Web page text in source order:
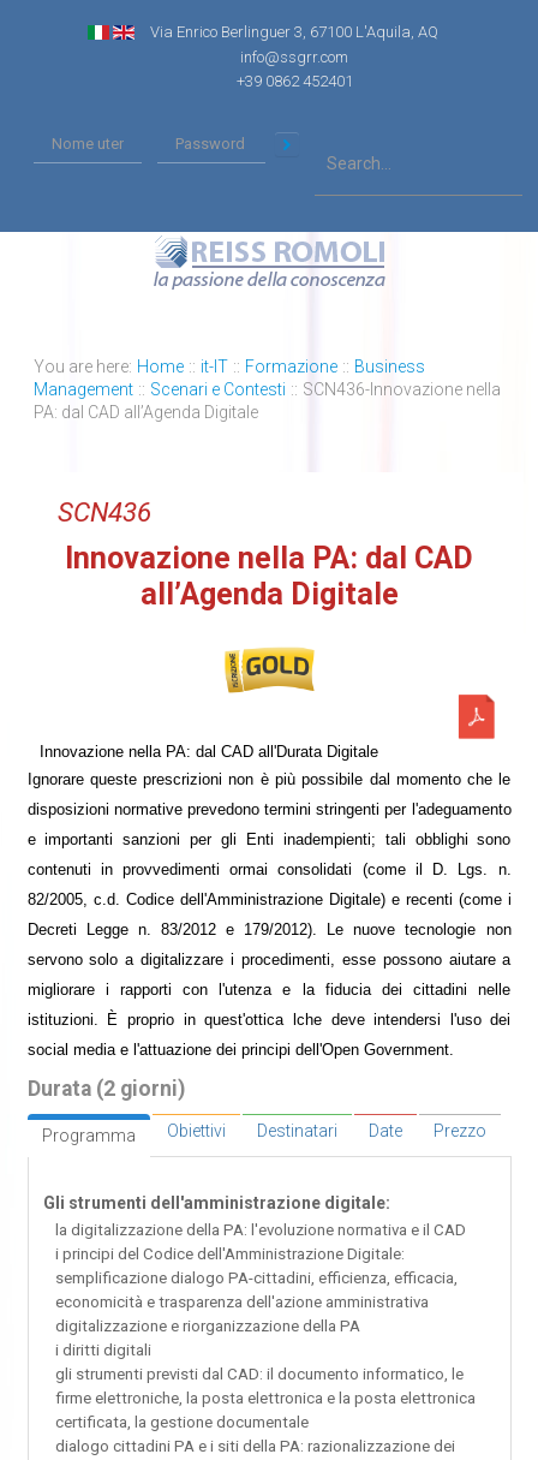
Via Enrico Berlinguer 3, 67100 L'Aquila, AQ
info@ssgrr.com
+39 0862 452401
You are here: Home :: it-IT :: Formazione :: Business
Management :: Scenari e Contesti :: SCN436-Innovazione nella
PA: dal CAD all’Agenda Digitale
SCN436
Innovazione nella PA: dal CAD
all’Agenda Digitale
Innovazione nella PA: dal CAD all'Durata Digitale
Ignorare queste prescrizioni non è più possibile dal momento che le
disposizioni normative prevedono termini stringenti per l'adeguamento
e importanti sanzioni per gli Enti inadempienti; tali obblighi sono
contenuti in provvedimenti ormai consolidati (come il D. Lgs. n.
82/2005, c.d. Codice dell'Amministrazione Digitale) e recenti (come i
Decreti Legge n. 83/2012 e 179/2012). Le nuove tecnologie non
servono solo a digitalizzare i procedimenti, esse possono aiutare a
migliorare i rapporti con l'utenza e la fiducia dei cittadini nelle
istituzioni. È proprio in quest'ottica lche deve intendersi l'uso dei
social media e l'attuazione dei principi dell'Open Government.
Durata (2 giorni)
Programma Obiettivi Destinatari Date Prezzo
Gli strumenti dell'amministrazione digitale:
la digitalizzazione della PA: l'evoluzione normativa e il CAD
i principi del Codice dell'Amministrazione Digitale:
semplificazione dialogo PA-cittadini, efficienza, efficacia,
economicità e trasparenza dell'azione amministrativa
digitalizzazione e riorganizzazione della PA
i diritti digitali
gli strumenti previsti dal CAD: il documento informatico, le
firme elettroniche, la posta elettronica e la posta elettronica
certificata, la gestione documentale
dialogo cittadini PA e i siti della PA: razionalizzazione dei